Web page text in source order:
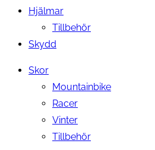
Hjälmar
Tillbehör
Skydd
Skor
Mountainbike
Racer
Vinter
Tillbehör